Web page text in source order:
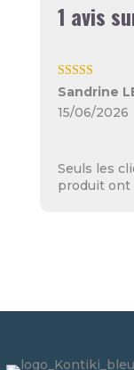
1 avis
Note5sur 5
Sandrine
15/06/2026
Seuls les
produit ont